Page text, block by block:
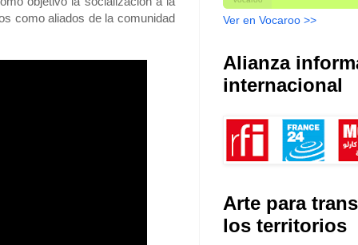
como aliados de la comunidad
Ver en Vocaroo >>
Alianza
internacional
Arte para
los territorios